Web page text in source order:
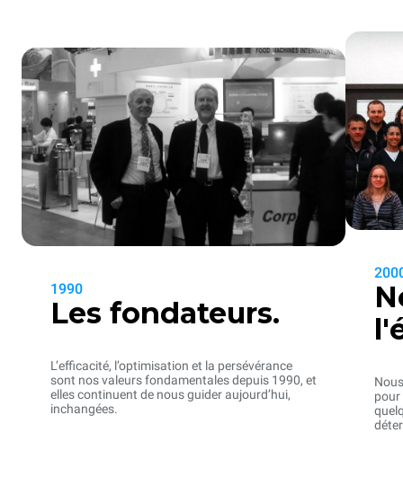
1990
Les fondateurs.
L’efficacité, l’optimisation et la persévérance
sont nos valeurs fondamentales depuis 1990, et
elles continuent de nous guider aujourd’hui,
inchangées.
pour